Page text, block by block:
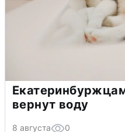
вернут воду
8 августа 0